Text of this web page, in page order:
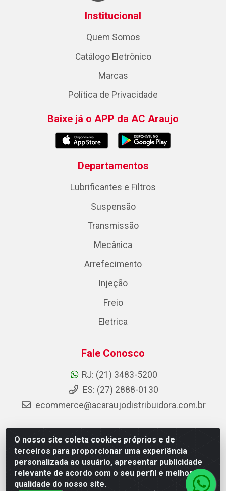
O nosso site coleta cookies próprios e de
terceiros para proporcionar uma experiência
personalizada ao usuário, apresentar publicidade
relevante de acordo com o seu perfil e melhorar a
qualidade do nosso site.
Institucional
Quem Somos
Catálogo Eletrônico
Marcas
Política de Privacidade
Baixe já o APP da AC Araujo
Departamentos
Lubrificantes e Filtros
Suspensão
Transmissão
Mecânica
Arrefecimento
Injeção
Freio
Eletrica
Fale Conosco
RJ: (21) 3483-5200
ES: (27) 2888-0130
ecommerce@acaraujodistribuidora.com.br
AC Araujo Distribuidora - Rua Carneiro de Campos, 42 -
São Cristóvão, Rio de Janeiro/RJ - CEP 20.920-410 -
CNPJ 08.744.753/0003-85